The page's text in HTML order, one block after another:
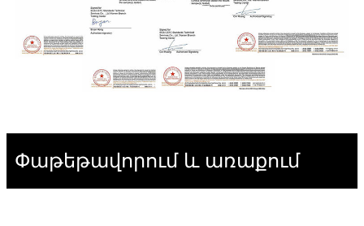
Փաթեթավորում և առաքում